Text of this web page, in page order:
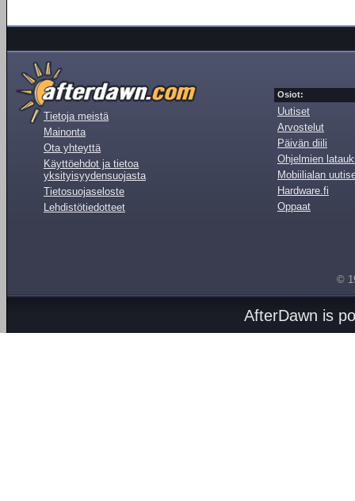
Tietoja meistä
Mainonta
Ota yhteyttä
Käyttöehdot ja tietoa
yksityisyydensuojasta
Tietosuojaseloste
Lehdistötiedotteet
Osiot:
Uutiset
Arvostelut
Päivän diili
Ohjelmien
Mobiilialan
Hardware.fi
Oppaat
©
AfterDawn is